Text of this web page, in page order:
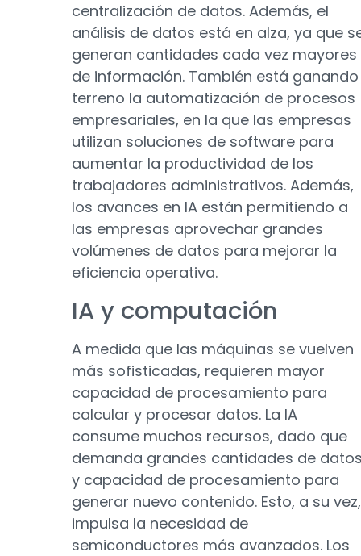
centralización de datos. Además, el
análisis de datos está en alza, ya que
generan cantidades cada vez mayores
de información. También está ganando
terreno la automatización de procesos
empresariales, en la que las empresas
utilizan soluciones de software para
aumentar la productividad de los
trabajadores administrativos. Además,
los avances en IA están permitiendo a
las empresas aprovechar grandes
volúmenes de datos para mejorar la
eficiencia operativa.
IA y computación
A medida que las máquinas se vuelven
más sofisticadas, requieren mayor
capacidad de procesamiento para
calcular y procesar datos. La IA
consume muchos recursos, dado que
demanda grandes cantidades de
y capacidad de procesamiento para
generar nuevo contenido. Esto, a su vez,
impulsa la necesidad de
semiconductores más avanzados. Los